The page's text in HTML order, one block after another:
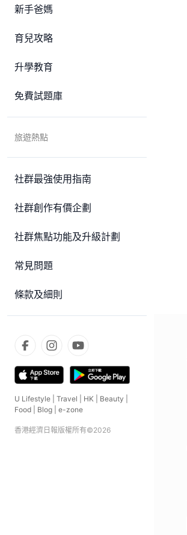
新手爸媽
育兒攻略
升學教育
免費試題庫
旅遊熱點
社群最強使用指南
社群創作有價企劃
社群焦點功能及升級計劃
常見問題
條款及細則
U Lifestyle Travel HK Beauty
Food
Blog e-zone
香港經濟日報版權所有©2026